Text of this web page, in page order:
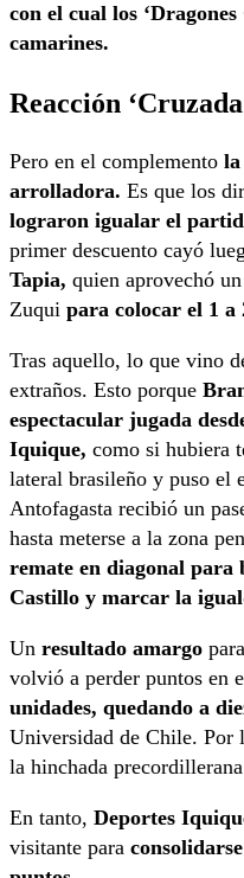
con el cual los ‘Dragones
camarines.
Reacción
Pero en el complemento la
arrolladora. Es que los
lograron igualar el
primer descuento cayó
Tapia, quien aprovechó
Zuqui para colocar el 1 a
Tras aquello, lo que vino
extraños. Esto porque
espectacular jugada
Iquique, como si hubiera
lateral brasileño y puso el
Antofagasta recibió un
hasta meterse a la zona
remate en diagonal para
Castillo y marcar la
Un resultado amargo para
volvió a perder puntos en
unidades, quedando a
Universidad de Chile. Por
la hinchada
En tanto, Deportes
visitante para